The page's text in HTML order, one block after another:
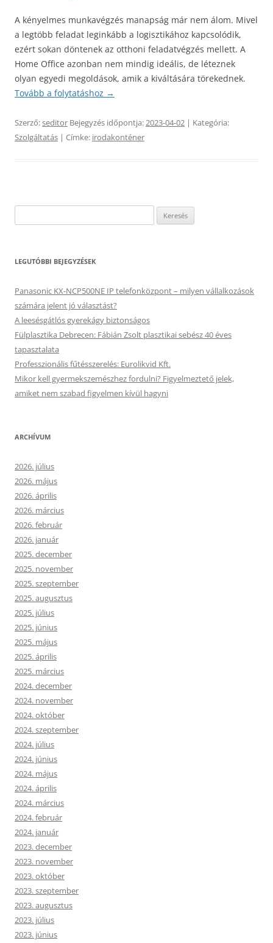
A kényelmes munkavégzés manapság már nem álom. Mivel
a legtöbb feladat leginkább a logisztikához kapcsolódik,
ezért sokan döntenek az otthoni feladatvégzés mellett. A
Home Office azonban nem mindig ideális, de léteznek
olyan egyedi megoldások, amik a kiváltására törekednek.
Tovább a folytatáshoz →
Szerző:seditor Bejegyzés időpontja:2023-04-02 | Kategória:
Szolgáltatás | Címke: irodakonténer
LEGUTÓBBI BEJEGYZÉSEK
Panasonic KX-NCP500NE IP telefonközpont – milyen vállalkozások
számára jelent jó választást?
A leesésgátlós gyerekágy biztonságos
Fülplasztika Debrecen: Fábián Zsolt plasztikai sebész 40 éves
tapasztalata
Professzionális fűtésszerelés: Eurolikvid Kft.
Mikor kell gyermekszemészhez fordulni? Figyelmeztető jelek,
amiket nem szabad figyelmen kívül hagyni
ARCHÍVUM
2026. július
2026. május
2026. április
2026. március
2026. február
2026. január
2025. december
2025. november
2025. szeptember
2025. augusztus
2025. július
2025. június
2025. május
2025. április
2025. március
2024. december
2024. november
2024. október
2024. szeptember
2024. július
2024. június
2024. május
2024. április
2024. március
2024. február
2024. január
2023. december
2023. november
2023. október
2023. szeptember
2023. augusztus
2023. július
2023. június